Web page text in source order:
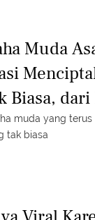
Muda
Biasa,
muda yang terus
tak biasa